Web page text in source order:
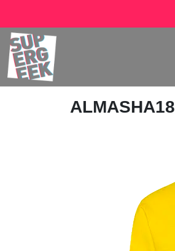
ALMASHA18